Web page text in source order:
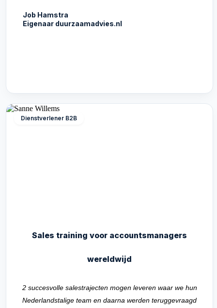
Job Hamstra
Eigenaar duurzaamadvies.nl
Dienstverlener B2B
Sales training voor accountsmanagers
wereldwijd
2 succesvolle salestrajecten mogen leveren waar we hun
Nederlandstalige team en daarna werden teruggevraagd